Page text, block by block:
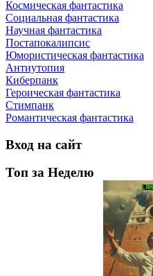
Космическая фантастика
Социальная фантастика
Научная фантастика
Постапокалипсис
Юмористическая фантастика
Антиутопия
Киберпанк
Героическая фантастика
Стимпанк
Романтическая фантастика
Вход на сайт
Топ за Неделю